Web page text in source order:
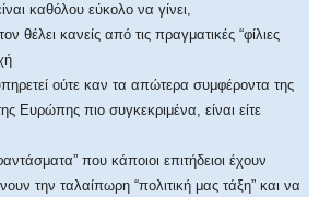
καθόλου εύκολο να γίνει,
θέλει κανείς από τις πραγματικές “φίλιες
ούτε καν τα απώτερα συμφέροντα της
Ευρώπης πιο συγκεκριμένα, είναι είτε
που κάποιοι επιτήδειοι έχουν
την ταλαίπωρη “πολιτική μας τάξη” και να